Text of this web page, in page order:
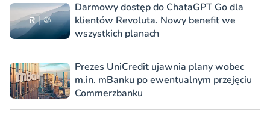
Darmowy dostęp do ChataGPT Go dla
klientów Revoluta. Nowy benefit we
wszystkich planach
Prezes UniCredit ujawnia plany wobec
m.in. mBanku po ewentualnym przejęciu
Commerzbanku